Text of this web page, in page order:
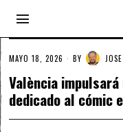
MAYO 18, 2026 BY
València
dedicado al cómic